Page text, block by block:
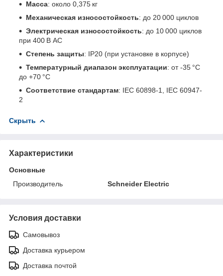
Масса: около 0,375 кг
Механическая износостойкость: до 20 000 циклов
Электрическая износостойкость: до 10 000 циклов
при 400 В AC
Степень защиты: IP20 (при установке в корпусе)
Температурный диапазон эксплуатации: от -35 °C
до +70 °C
Соответствие стандартам: IEC 60898-1, IEC 60947-
2
Скрыть
Характеристики
Основные
Производитель
Schneider Electric
Условия доставки
Самовывоз
Доставка курьером
Доставка почтой